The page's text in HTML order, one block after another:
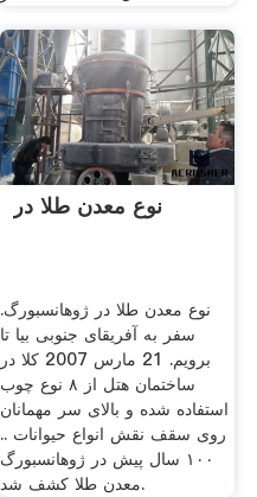
نوع معدن طلا در
نوع معدن طلا در ژوهانسبورگ.
سفر به آفریقای جنوبی بیا تا
برویم. 21 مارس 2007 کلا در
ساختمان هتل از ۸ نوع چوب
استفاده شده و بالای سر مهمانان
روی سقف نقش انواع حیوانات ..
۱۰۰ سال پیش در ژوهانسبورگ
معدن طلا کشف شد.